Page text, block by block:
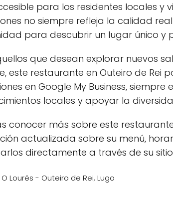
para los residentes locales y
no siempre refleja la calidad
para descubrir un lugar único y
que desean explorar nuevos
este restaurante en Outeiro de Rei
en Google My Business,
locales y apoyar la
conocer más sobre este
actualizada sobre su menú,
directamente a través de su
O Lourés - Outeiro de Rei, Lugo